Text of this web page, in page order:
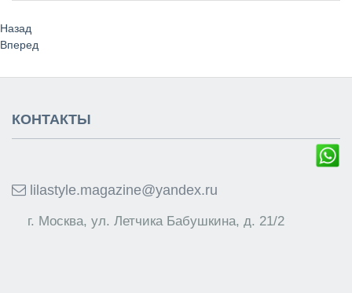
Назад
Вперед
КОНТАКТЫ
lilastyle.magazine@yandex.ru
г. Москва, ул. Летчика Бабушкина, д. 21/2